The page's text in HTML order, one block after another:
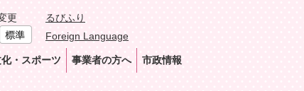
更
るびふり
Foreign Language
・スポーツ 事業者の方へ 市政情報